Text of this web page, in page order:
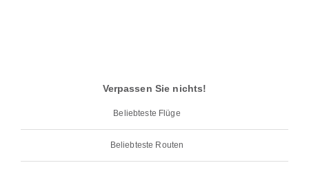
Verpassen Sie nichts!
Beliebteste Flüge
Beliebteste Routen